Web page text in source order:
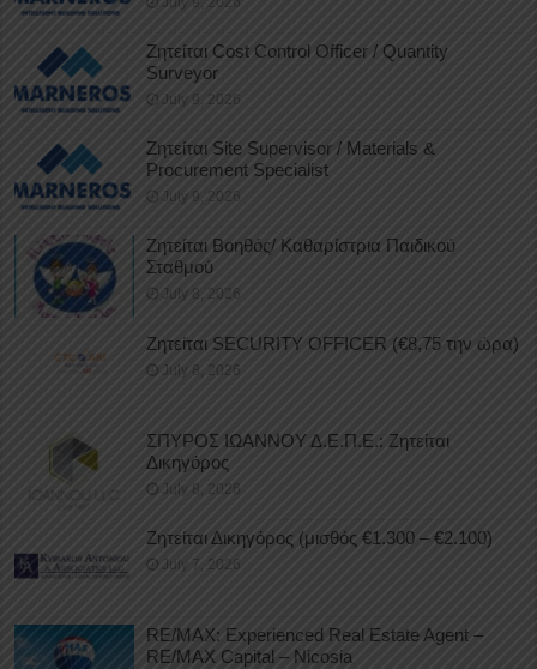
Ζητείται Cost Control Officer / Quantity
Surveyor
July 9, 2026
Ζητείται Site Supervisor / Materials &
Procurement Specialist
July 9, 2026
Ζητείται Βοηθός/ Καθαρίστρια Παιδικού
Σταθμού
July 8, 2026
Ζητείται SECURITY OFFICER (€8,75 την ώρα)
July 8, 2026
ΣΠΥΡΟΣ ΙΩΑΝΝΟΥ Δ.Ε.Π.Ε.: Ζητείται
Δικηγόρος
July 8, 2026
Ζητείται Δικηγόρος (μισθός €1.300 – €2.100)
July 7, 2026
RE/MAX: Experienced Real Estate Agent –
RE/MAX Capital – Nicosia